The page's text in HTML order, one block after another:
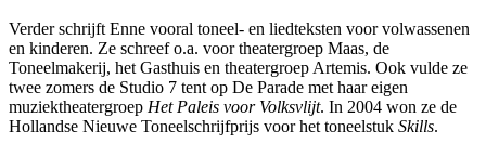
Verder schrijft Enne vooral toneel- en liedteksten voor volwassenen
en kinderen. Ze schreef o.a. voor theatergroep Maas, de
Toneelmakerij, het Gasthuis en theatergroep Artemis. Ook vulde ze
twee zomers de Studio 7 tent op De Parade met haar eigen
muziektheatergroep Het Paleis voor Volksvlijt. In 2004 won ze de
Hollandse Nieuwe Toneelschrijfprijs voor het toneelstuk Skills.